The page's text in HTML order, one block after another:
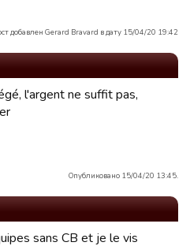
добавлен Gerard Bravard в дату 15/04/20 19:42
l'argent ne suffit pas,
Опубликовано 15/04/20 13:45.
sans CB et je le vis